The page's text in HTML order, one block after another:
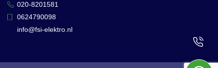
020-8201581
0624790098
info@fsi-elektro.nl